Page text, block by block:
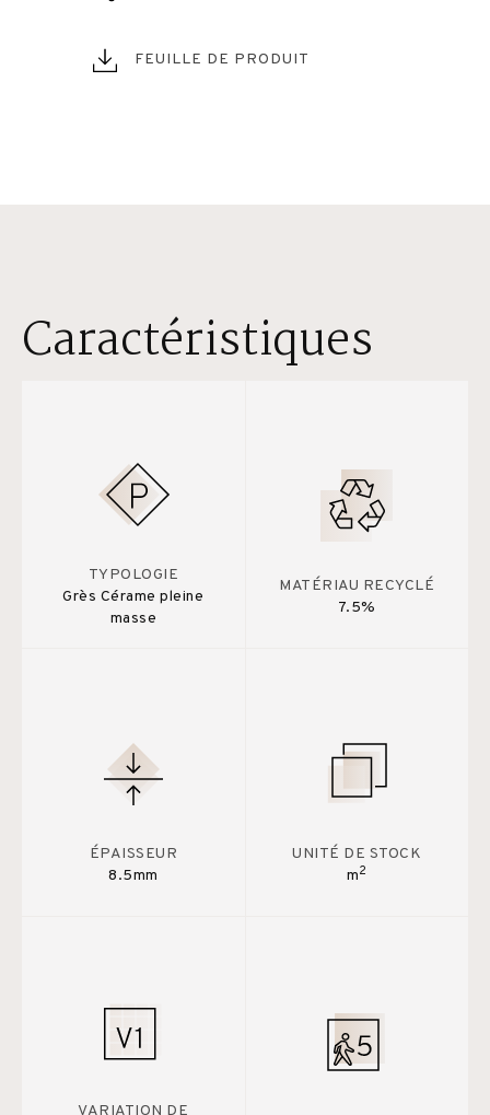
FEUILLE DE PRODUIT
Caractéristiques
TYPOLOGIE
Grès Cérame pleine
masse
MATÉRIAU RECYCLÉ
7.5%
ÉPAISSEUR
8.5mm
UNITÉ DE STOCK
m2
VARIATION DE